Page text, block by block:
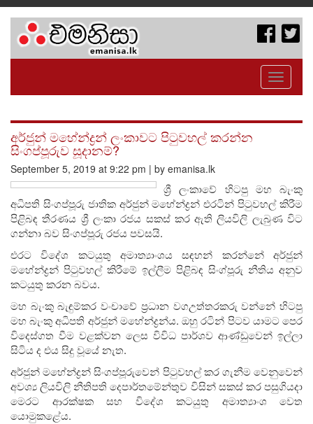
Toggle
අර්ජුන් මහේන්ද්‍රන් ලංකාවට පිටුවහල් කරන්න
සිංගප්පූරුව සූදානම්?
September 5, 2019 at 9:22 pm | by emanisa.lk
ශ්‍රී ලංකාවේ හිටපු මහ බැංකු
අධිපති සිංගප්පූරු ජාතික අර්ජුන් මහේන්ද්‍රන් එරටින් පිටුවහල් කිරීම
පිළිබඳ තීරණය ශ්‍රී ලංකා රජය සකස් කර ඇති ලියවිලි ලැබුණ විට
ගන්නා බව සිංගප්පූරු රජය පවසයි.
එරට විදේශ කටයුතු අමාත්‍යාංශය සඳහන් කරන්නේ අර්ජුන්
මහේන්ද්‍රන් පිටුවහල් කිරීමේ ඉල්ලීම පිළිබඳ සිංග්පූරු නීතිය අනුව
කටයුතු කරන බවය.
මහ බැංකු බැඳුම්කර වංචාවේ ප්‍රධාන වගඋත්තරකරු වන්නේ හිටපු
මහ බැංකු අධිපති අර්ජුන් මහේන්ද්‍රන්ය. ඔහු රටින් පිටව යාමට පෙර
විදෙස්ගත වීම වළක්වන ලෙස විවිධ පාර්ශව ආණ්ඩුවෙන් ඉල්ලා
සිටිය ද එය සිදු වූයේ නැත.
අර්ජුන් මහේන්ද්‍රන් සිංගප්පූරුවෙන් පිටුවහල් කර ගැනීම වෙනුවෙන්
අවශ්‍ය ලියවිලි නීතිපති දෙපාර්තමේන්තුව විසින් සකස් කර පසුගියදා
මෙරට ආරක්ෂක සහ විදේශ කටයුතු අමාත්‍යාංශ වෙත
යොමුකළේය.